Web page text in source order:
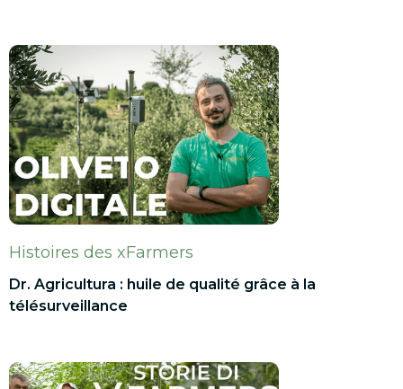
Histoires des xFarmers
Dr. Agricultura : huile de qualité grâce à la
télésurveillance